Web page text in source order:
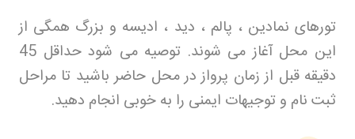
تورهای نمادین ، پالم ، دید ، ادیسه و بزرگ همگی از
این محل آغاز می‌ شوند. توصیه می‌ شود حداقل 45
دقیقه قبل از زمان پرواز در محل حاضر باشید تا مراحل
ثبت نام و توجیهات ایمنی را به خوبی انجام دهید.